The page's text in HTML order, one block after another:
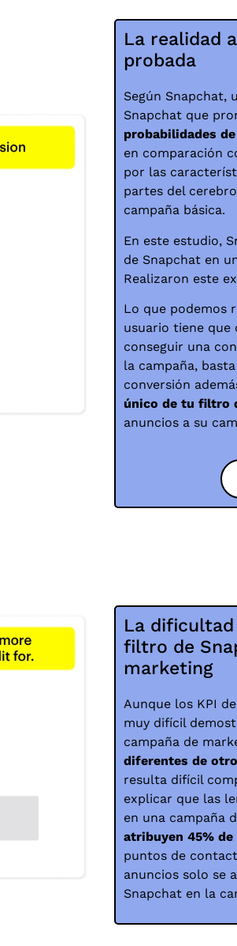
La realidad
probada
Según Snapchat,
Snapchat que
probabilidades
en comparación
por las
partes del
campaña básica.
En este estudio,
de Snapchat en
Realizaron este
Lo que podemos
usuario tiene que
conseguir una
la campaña,
conversión
único de tu filtro
anuncios a su
La
filtro de
marketing
Aunque los KPI
muy difícil
campaña de
diferentes de
resulta difícil
explicar que las
en una campaña
atribuyen 45%
puntos de
anuncios solo se
Snapchat en la